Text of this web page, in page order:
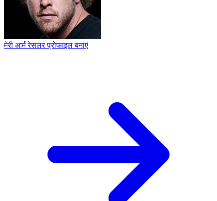
मेरी आर्म रेसलर प्रोफाइल बनाएं